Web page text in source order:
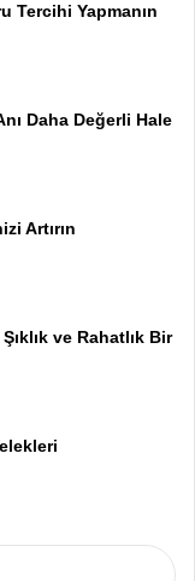
Tercihi Yapmanın
Daha Değerli Hale
Artırın
ve Rahatlık Bir